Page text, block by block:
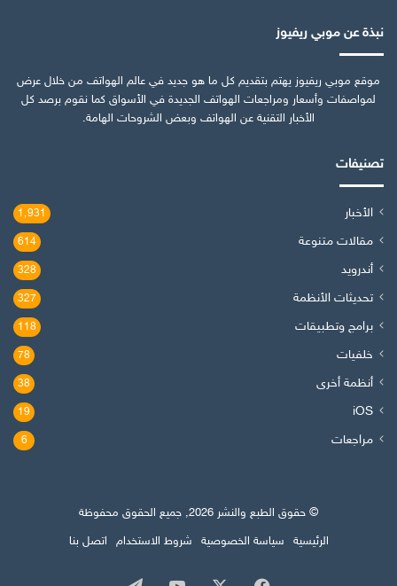
نبذة عن موبي ريفيوز
موقع موبي ريفيوز يهتم بتقديم كل ما هو جديد في عالم الهواتف من خلال عرض
لمواصفات وأسعار ومراجعات الهواتف الجديدة في الأسواق كما نقوم برصد كل
الأخبار التقنية عن الهواتف وبعض الشروحات الهامة.
تصنيفات
الأخبار 1٬931
مقالات متنوعة 614
أندرويد 328
تحديثات الأنظمة 327
برامج وتطبيقات 118
خلفيات 78
أنظمة أخرى 38
iOS
19
مراجعات 6
© حقوق الطبع والنشر 2026, جميع الحقوق محفوظة
الرئيسية
سياسة الخصوصية شروط الاستخدام اتصل بنا